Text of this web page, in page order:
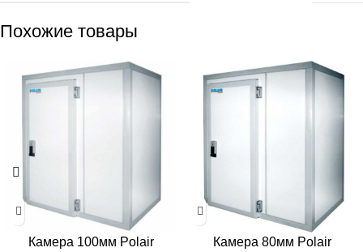
Похожие товары
Камера 100мм Polair
Камера 80мм Polair